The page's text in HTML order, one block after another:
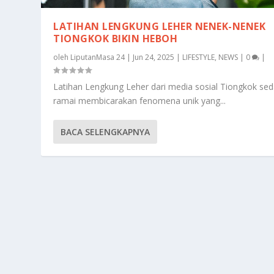
LATIHAN LENGKUNG LEHER NENEK-NENEK
TIONGKOK BIKIN HEBOH
oleh LiputanMasa 24| Jun 24, 2025 | LIFESTYLE, NEWS | 0 |
Latihan Lengkung Leher dari media sosial Tiongkok
ramai membicarakan fenomena unik yang...
BACA SELENGKAPNYA